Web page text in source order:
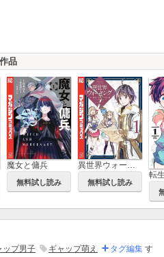
品
魔女と傭兵
無料試し読み
異世界ウォーキング
無料試し読み
ップ男子 ギャップ萌え タグ編集 す